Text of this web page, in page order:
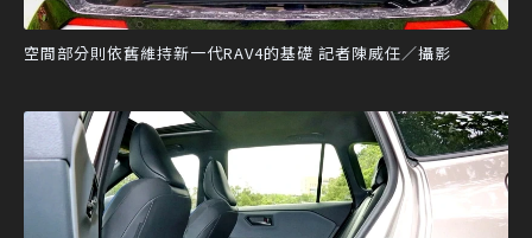
空間部分則依舊維持新一代RAV4的基礎 記者陳威任／攝影